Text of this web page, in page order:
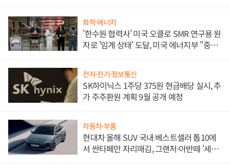
화학·에너지
'한수원 협력사' 미국 오클로 SMR 연구용 원
자로 '임계 상태' 도달, 미국 에너지부 "중요
전자·전기·정보통신
SK하이닉스 1주당 375원 현금배당 실시, 추
가 주주환원 계획 9월 공개 예정
자동차·부품
현대차 올해 SUV 국내 베스트셀러 톱10에
서 싼타페만 자리매김, 그랜저·아반떼 '세단